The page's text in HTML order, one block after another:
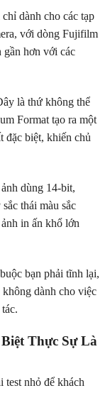
dành cho các tạp
với dòng Fujifilm
hơn với các
là thứ không thể
Format tạo ra một
đặc biệt, khiến chủ
dùng 14-bit,
thái màu sắc
in ấn khổ lớn
bạn phải tĩnh lại,
dành cho việc
Thực Sự Là
nhỏ để khách